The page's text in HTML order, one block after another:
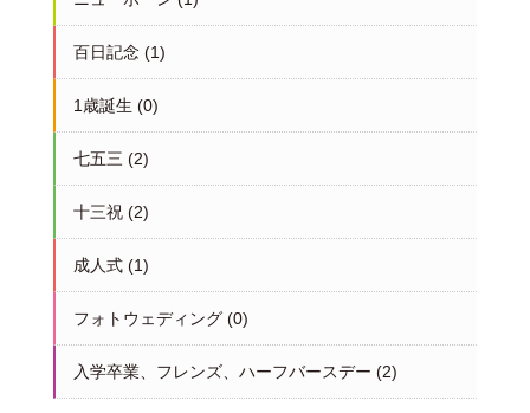
百日記念 (1)
1歳誕生 (0)
七五三 (2)
十三祝(2)
成人式(1)
フォトウェディング(0)
入学卒業、フレンズ、ハーフバースデー (2)